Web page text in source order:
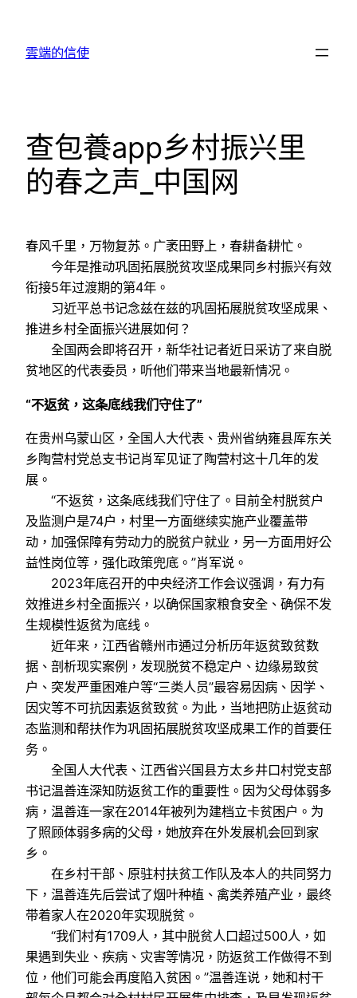
雲端的信使
查包養app乡村振兴里
的春之声_中国网
春风千里，万物复苏。广袤田野上，春耕备耕忙。
今年是推动巩固拓展脱贫攻坚成果同乡村振兴有效
衔接5年过渡期的第4年。
习近平总书记念兹在兹的巩固拓展脱贫攻坚成果、
推进乡村全面振兴进展如何？
全国两会即将召开，新华社记者近日采访了来自脱
贫地区的代表委员，听他们带来当地最新情况。
“不返贫，这条底线我们守住了”
在贵州乌蒙山区，全国人大代表、贵州省纳雍县厍东关
乡陶营村党总支书记肖军见证了陶营村这十几年的发
展。
“不返贫，这条底线我们守住了。目前全村脱贫户
及监测户是74户，村里一方面继续实施产业覆盖带
动，加强保障有劳动力的脱贫户就业，另一方面用好公
益性岗位等，强化政策兜底。”肖军说。
2023年底召开的中央经济工作会议强调，有力有
效推进乡村全面振兴，以确保国家粮食安全、确保不发
生规模性返贫为底线。
近年来，江西省赣州市通过分析历年返贫致贫数
据、剖析现实案例，发现脱贫不稳定户、边缘易致贫
户、突发严重困难户等“三类人员”最容易因病、因学、
因灾等不可抗因素返贫致贫。为此，当地把防止返贫动
态监测和帮扶作为巩固拓展脱贫攻坚成果工作的首要任
务。
全国人大代表、江西省兴国县方太乡井口村党支部
书记温善连深知防返贫工作的重要性。因为父母体弱多
病，温善连一家在2014年被列为建档立卡贫困户。为
了照顾体弱多病的父母，她放弃在外发展机会回到家
乡。
在乡村干部、原驻村扶贫工作队及本人的共同努力
下，温善连先后尝试了烟叶种植、禽类养殖产业，最终
带着家人在2020年实现脱贫。
“我们村有1709人，其中脱贫人口超过500人，如
果遇到失业、疾病、灾害等情况，防返贫工作做得不到
位，他们可能会再度陷入贫困。”温善连说，她和村干